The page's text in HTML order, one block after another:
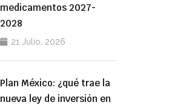
medicamentos 2027-
2028
21 Julio, 2026
Plan México: ¿qué trae la
nueva ley de inversión en